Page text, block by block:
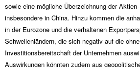
sowie eine mögliche Überzeichnung der
insbesondere in China. Hinzu kommen die
in der Eurozone und die verhaltenen
Schwellenländern, die sich negativ auf die
Investitionsbereitschaft der Unternehmen
Auswirkungen könnten zudem aus